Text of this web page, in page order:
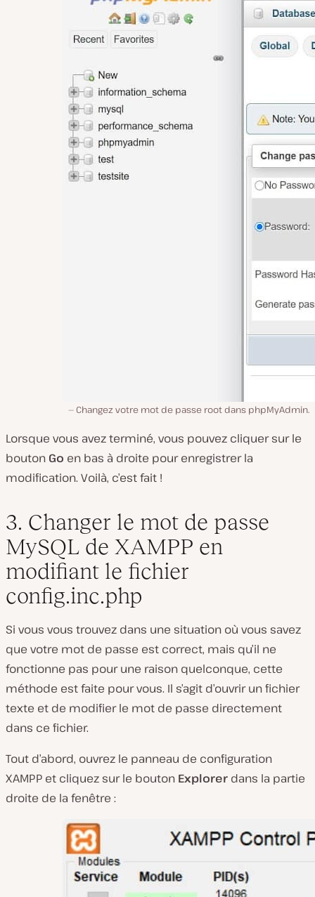
Changez votre mot de passe root dans phpMyAdmin.
Lorsque vous avez terminé, vous pouvez cliquer sur le
bouton Go en bas à droite pour enregistrer la
modification. Voilà, c’est fait !
3. Changer le mot de passe
MySQL de XAMPP en
modifiant le fichier
config.inc.php
Si vous vous trouvez dans une situation où vous savez
que votre mot de passe est correct, mais qu’il ne
fonctionne pas pour une raison quelconque, cette
méthode est faite pour vous. Il s’agit d’ouvrir un fichier
texte et de modifier le mot de passe directement
dans ce fichier.
Tout d’abord, ouvrez le panneau de configuration
XAMPP et cliquez sur le bouton Explorer dans la partie
droite de la fenêtre :